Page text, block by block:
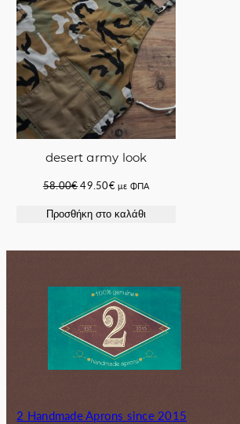
desert army look
58.00€Original
was:
49.50€Η
τιμή
με ΦΠΑ
Προσθήκη στο καλάθι
2 Handmade Aprons since 2015